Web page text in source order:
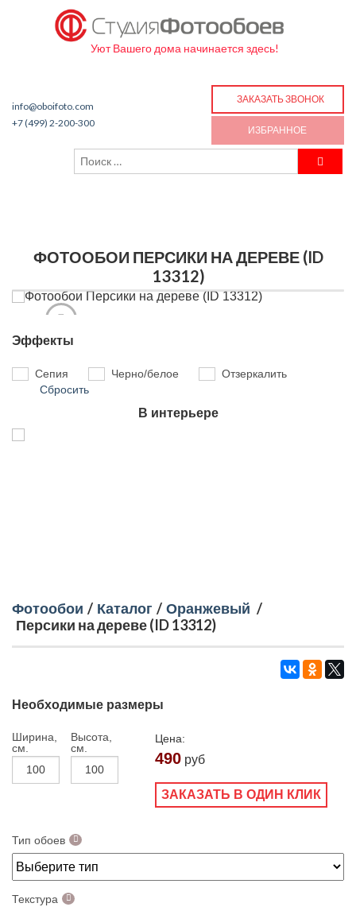
Уют Вашего дома начинается здесь!
info@oboifoto.com
+7 (499) 2-200-300
ЗАКАЗАТЬ ЗВОНОК
ИЗБРАННОЕ
ФОТООБОИ ПЕРСИКИ НА ДЕРЕВЕ (ID
13312)
Эффекты
Сепия Черно/белое
Отзеркалить
Сбросить
В интерьере
Фотообои / Каталог / Оранжевый /
Персики на дереве (ID 13312)
Необходимые размеры
Ширина,
см.
Высота,
см.
Цена:
490 руб
ЗАКАЗАТЬ В ОДИН КЛИК
Тип обоев
Текстура